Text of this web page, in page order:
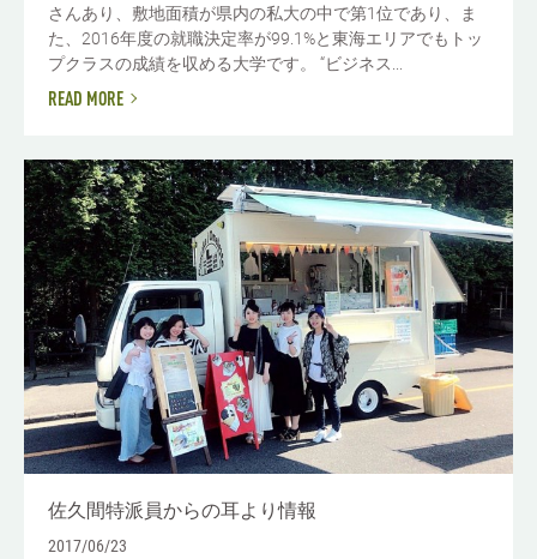
さんあり、敷地面積が県内の私大の中で第1位であり、ま
た、2016年度の就職決定率が99.1%と東海エリアでもトッ
プクラスの成績を収める大学です。 “ビジネス...
READ MORE
佐久間特派員からの耳より情報
2017/06/23